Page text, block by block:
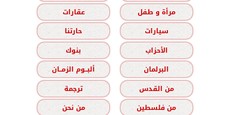
مرأة و طفل
عقارات
سيارات
حارتنا
الأحزاب
بنوك
البرلمان
ألبــوم الزمــان
من القدس
ترجمة
من فلسطين
من نحن